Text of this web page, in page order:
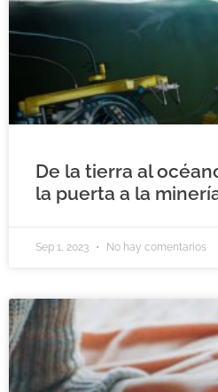
De la tierra al
la puerta a la
Sep 1, 2023 No hay comentarios